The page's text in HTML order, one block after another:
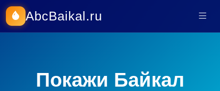
AbcBaikal.ru
Покажи Байкал